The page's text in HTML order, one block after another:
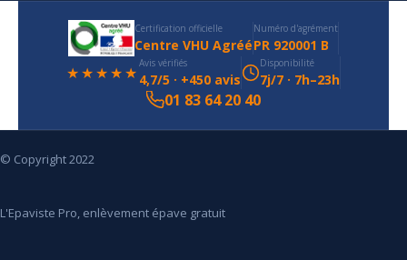
Certification officielle
Centre VHU Agréé
Numéro d'agrément
PR 920001 B
★★★★★ Avis vérifiés
4,7/5 · +450 avis
Disponibilité
7j/7 · 7h–23h
01 83 64 20 40
© Copyright 2022
L'Epaviste Pro, enlèvement épave gratuit